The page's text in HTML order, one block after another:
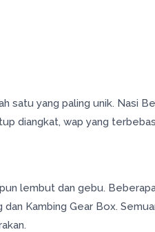
satu yang paling unik. Nasi
diangkat, wap yang
lembut dan gebu.
Kambing Gear Box.